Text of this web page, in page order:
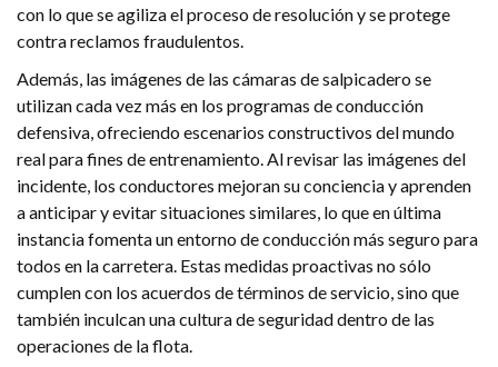
con lo que se agiliza el proceso de resolución y se protege
contra reclamos fraudulentos.
Además, las imágenes de las cámaras de salpicadero se
utilizan cada vez más en los programas de conducción
defensiva, ofreciendo escenarios constructivos del mundo
real para fines de entrenamiento. Al revisar las imágenes del
incidente, los conductores mejoran su conciencia y aprenden
a anticipar y evitar situaciones similares, lo que en última
instancia fomenta un entorno de conducción más seguro para
todos en la carretera. Estas medidas proactivas no sólo
cumplen con los acuerdos de términos de servicio, sino que
también inculcan una cultura de seguridad dentro de las
operaciones de la flota.